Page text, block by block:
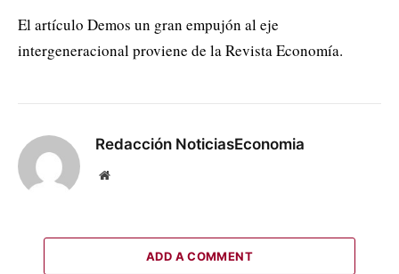
El artículo Demos un gran empujón al eje
intergeneracional proviene de la Revista Economía.
Redacción NoticiasEconomia
Website
ADD A COMMENT